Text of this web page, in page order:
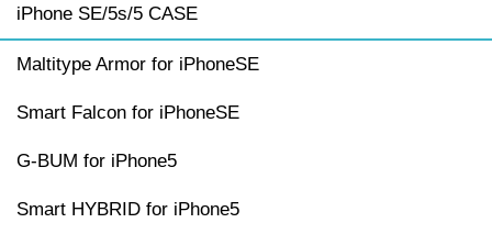
iPhone SE/5s/5 CASE
Maltitype Armor for iPhoneSE
Smart Falcon for iPhoneSE
G-BUM for iPhone5
Smart HYBRID for iPhone5